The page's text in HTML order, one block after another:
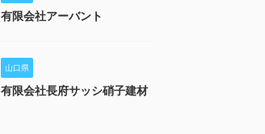
有限会社アーバント
山口県
有限会社長府サッシ硝子建材